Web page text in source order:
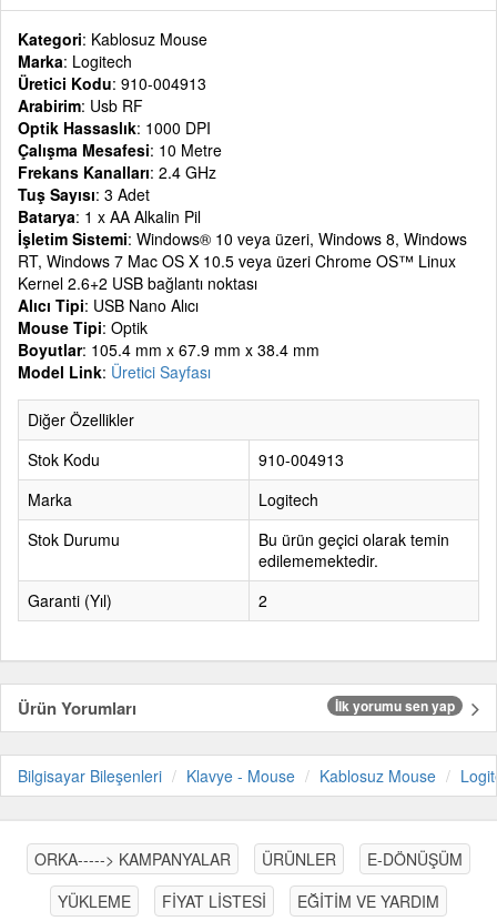
Kategori: Kablosuz Mouse
Marka: Logitech
Üretici Kodu: 910-004913
Arabirim: Usb RF
Optik Hassaslık: 1000 DPI
Çalışma Mesafesi: 10 Metre
Frekans Kanalları: 2.4 GHz
Tuş Sayısı: 3 Adet
Batarya: 1 x AA Alkalin Pil
İşletim Sistemi: Windows® 10 veya üzeri, Windows 8, Windows
RT, Windows 7 Mac OS X 10.5 veya üzeri Chrome OS™ Linux
Kernel 2.6+2 USB bağlantı noktası
Alıcı Tipi: USB Nano Alıcı
Mouse Tipi: Optik
Boyutlar: 105.4 mm x 67.9 mm x 38.4 mm
Model Link: Üretici Sayfası
Diğer Özellikler
Stok Kodu
910-004913
Marka
Logitech
Stok Durumu
Bu ürün geçici olarak temin
edilememektedir.
Garanti (Yıl)
2
Ürün Yorumları İlk yorumu sen yap
Bilgisayar Bileşenleri Klavye - Mouse Kablosuz Mouse
ORKA-----> KAMPANYALAR ÜRÜNLER
E-DÖNÜŞÜM
YÜKLEME
FİYAT LİSTESİ EĞİTİM VE YARDIM